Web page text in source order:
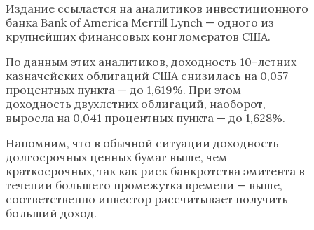
Издание ссылается на аналитиков инвестиционного
банка Bank of America Merrill Lynch — одного из
крупнейших финансовых конгломератов США.
По данным этих аналитиков, доходность 10-летних
казначейских облигаций США снизилась на 0,057
процентных пункта — до 1,619%. При этом
доходность двухлетних облигаций, наоборот,
выросла на 0,041 процентных пункта — до 1,628%.
Напомним, что в обычной ситуации доходность
долгосрочных ценных бумаг выше, чем
краткосрочных, так как риск банкротства эмитента в
течении большего промежутка времени — выше,
соответственно инвестор рассчитывает получить
больший доход.